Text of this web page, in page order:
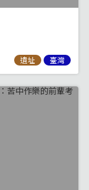
遺址 臺灣